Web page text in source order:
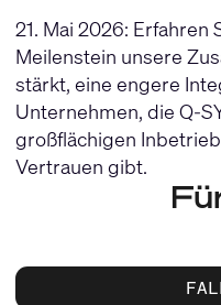
21. Mai 2026: Erfahren
Meilenstein unsere
stärkt, eine engere
Unternehmen, die Q-
großflächigen
Vertrauen gibt.